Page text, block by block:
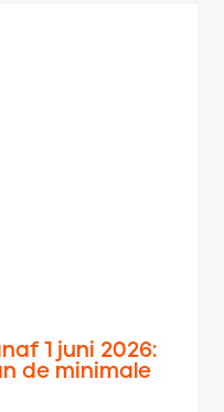
1 juni 2026:
de minimale